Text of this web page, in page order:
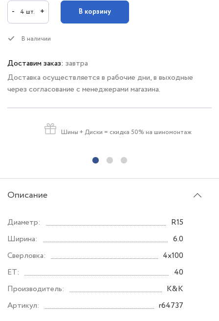
- 4 шт. + В корзину
В наличии
Доставим заказ: завтра
Доставка осуществляется в рабочие дни, в выходные
через согласование с менеджерами магазина.
Шины + Диски = скидка 50% на шиномонтаж
Описание
Диаметр:
R15
Ширина:
6.0
Сверловка:
4x100
ET:
40
Производитель:
K&K
Артикул:
r64737